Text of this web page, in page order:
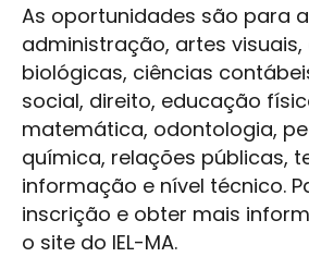
As oportunidades são para
administração, artes visuais,
biológicas, ciências
social, direito, educação
matemática, odontologia,
química, relações públicas,
informação e nível técnico.
inscrição e obter mais
o site do IEL-MA.